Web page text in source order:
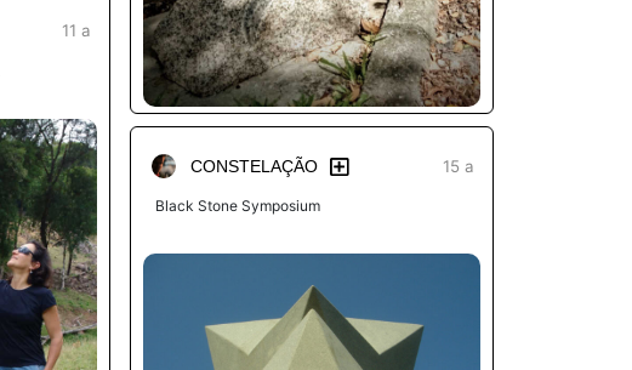
11 a
CONSTELAÇÃO 15 a
Black Stone Symposium